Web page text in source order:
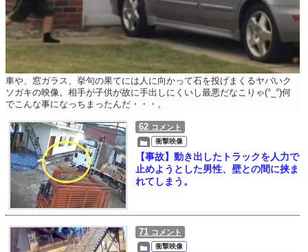
車や、窓ガラス、挙句の果てには人に向かって石を投げまくるヤバいク
ソガキの映像。相手が子供が故に手出しにくいし最悪だなこりゃ(°_°)何
でこんな事になっちまったんだ・・・。
62 コメント
衝撃映像
【事故】動き出したトラックを人力で
止めようとした男性、壁との間に挟ま
れてしまう。
71 コメント
衝撃映像